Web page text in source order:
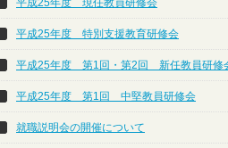
平成25年度 現任教員研修会
平成25年度 特別支援教育研修会
平成25年度 第1回・第2回 新任教員研修
平成25年度 第1回 中堅教員研修会
就職説明会の開催について